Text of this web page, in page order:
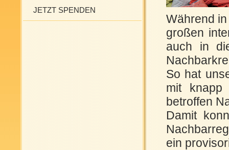
JETZT SPENDEN
Während
großen
auch in
So hat
mit knapp
betroffen
Damit
ein